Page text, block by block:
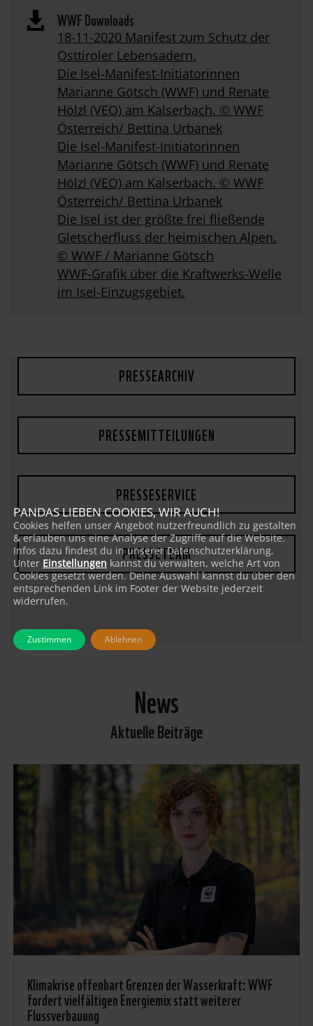
 WWF Downloads
18-11-2020 Manifest zum Schutz der
Osttiroler Lebensadern.
Die Isel-Manifest-Initiatorinnen
Marianne Götsch (WWF) und Renate
Hölzl (VEO) am Kalserbach. © WWF
Österreich/ Bettina Urbanek
Die Isel-Manifest-Initiatorinnen
Marianne Götsch (WWF) und Renate
Hölzl (VEO) am Kalserbach. © WWF
Österreich/ Bettina Urbanek
Die Isel ist der größte frei fließende
Gletscherfluss der heimischen Alpen.
© WWF / Marianne Götsch
WWF-Grafik über die Kraftwerks-Welle
im Isel-Einzugsgebiet.
PRESSEARCHIV
PRESSEMITTEILUNGEN
PRESSESERVICE
PRESSETEAM
News
Aktuelle Beiträge
Klimakrise offenbart Grenzen der Wasserkraft: WWF
fordert vielfältigen Energiemix statt weiterer
Flussverbauung
PANDAS LIEBEN COOKIES, WIR AUCH!
Cookies helfen unser Angebot nutzerfreundlich zu gestalten
& erlauben uns eine Analyse der Zugriffe auf die Website.
Infos dazu findest du in unserer Datenschutzerklärung.
Unter Einstellungen kannst du verwalten, welche Art von
Cookies gesetzt werden. Deine Auswahl kannst du über den
entsprechenden Link im Footer der Website jederzeit
widerrufen.
Zustimmen Ablehnen